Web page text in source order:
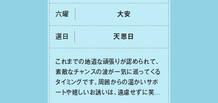
六曜 ⼤安
選日 天恩⽇
これまでの地道な頑張りが認められて、
素敵なチャンスの波が⼀気に巡ってくる
タイミングです。周囲からの温かいサポ
ートや嬉しいお誘いは、遠慮せずに笑顔